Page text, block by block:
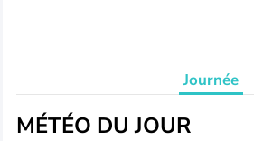
Journée
MÉTÉO DU JOUR